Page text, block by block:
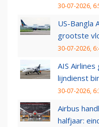
30-07-2026,
US-Bangla
grootste
30-07-2026,
AIS
lijndienst
30-07-2026,
Airbus
halfjaar: